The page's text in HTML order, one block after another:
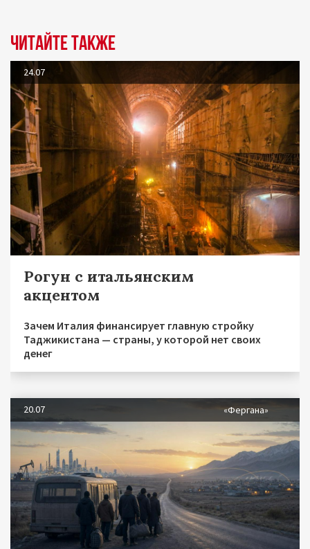
Читайте также
24.07
Рогун с итальянским
акцентом
Зачем Италия финансирует главную стройку
Таджикистана — страны, у которой нет своих
денег
20.07 «Фергана»